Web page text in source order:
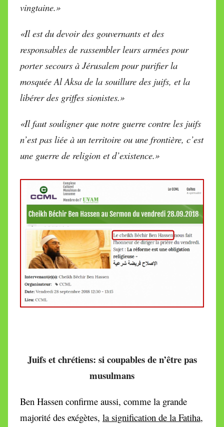
vingtaine.»
«Il est du devoir des gouvernants et des
responsables de rassembler leurs armées pour
porter secours à Jérusalem pour purifier la
mosquée Al Aksa de la souillure des juifs, et la
libérer des griffes sionistes.»
«Il faut souligner que notre guerre contre les juifs
n’est pas liée à un territoire ou une frontière, c’est
une guerre de religion et d’existence.»
Juifs et chrétiens: si coupables de n’être pas
musulmans
Ben Hassen confirme aussi, comme la grande
majorité des exégètes, la signification de la Fatiha,